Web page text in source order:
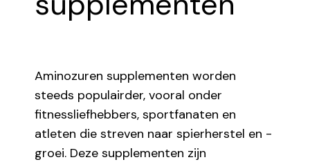
Aminozuren supplementen worden
steeds populairder, vooral onder
fitnessliefhebbers, sportfanaten en
atleten die streven naar spierherstel en -
groei. Deze supplementen zijn